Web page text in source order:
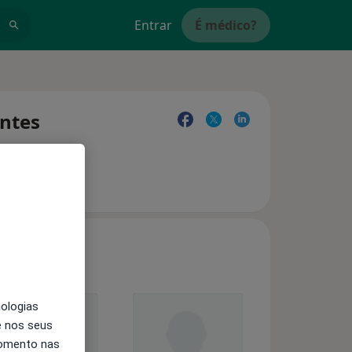
Entrar É médico?
nos seus
nas